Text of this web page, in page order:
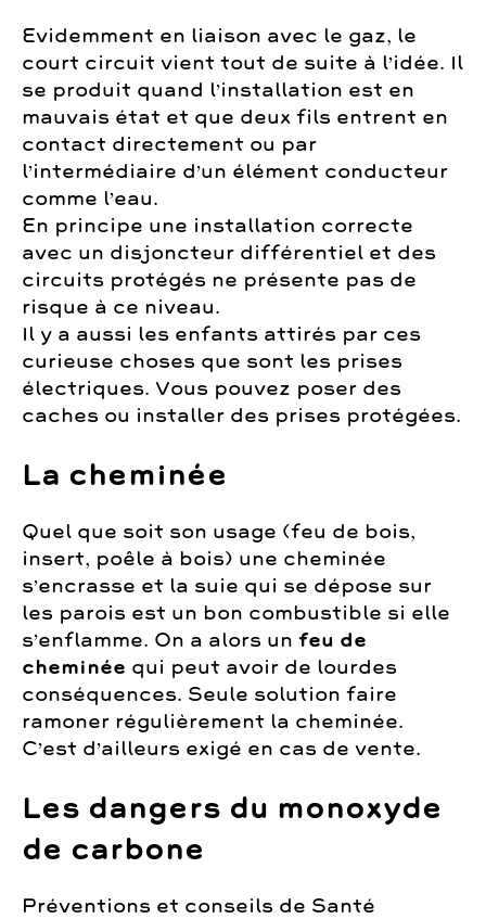
Evidemment en liaison avec le gaz, le
court circuit vient tout de suite à l’idée. Il
se produit quand l’installation est en
mauvais état et que deux fils entrent en
contact directement ou par
l’intermédiaire d’un élément conducteur
comme l’eau.
En principe une installation correcte
avec un disjoncteur différentiel et des
circuits protégés ne présente pas de
risque à ce niveau.
Il y a aussi les enfants attirés par ces
curieuse choses que sont les prises
électriques. Vous pouvez poser des
caches ou installer des prises protégées.
La cheminée
Quel que soit son usage (feu de bois,
insert, poêle à bois) une cheminée
s’encrasse et la suie qui se dépose sur
les parois est un bon combustible si elle
s’enflamme. On a alors un feu de
cheminée qui peut avoir de lourdes
conséquences. Seule solution faire
ramoner régulièrement la cheminée.
C’est d’ailleurs exigé en cas de vente.
Les dangers du monoxyde
de carbone
Préventions et conseils de Santé